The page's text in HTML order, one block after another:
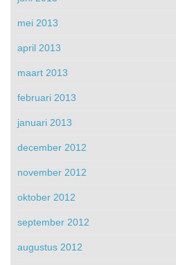
mei 2013
april 2013
maart 2013
februari 2013
januari 2013
december 2012
november 2012
oktober 2012
september 2012
augustus 2012